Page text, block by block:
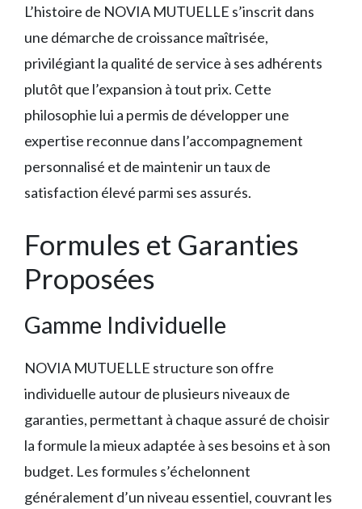
L’histoire de NOVIA MUTUELLE s’inscrit dans
une démarche de croissance maîtrisée,
privilégiant la qualité de service à ses adhérents
plutôt que l’expansion à tout prix. Cette
philosophie lui a permis de développer une
expertise reconnue dans l’accompagnement
personnalisé et de maintenir un taux de
satisfaction élevé parmi ses assurés.
Formules et Garanties
Proposées
Gamme Individuelle
NOVIA MUTUELLE structure son offre
individuelle autour de plusieurs niveaux de
garanties, permettant à chaque assuré de choisir
la formule la mieux adaptée à ses besoins et à son
budget. Les formules s’échelonnent
généralement d’un niveau essentiel, couvrant les